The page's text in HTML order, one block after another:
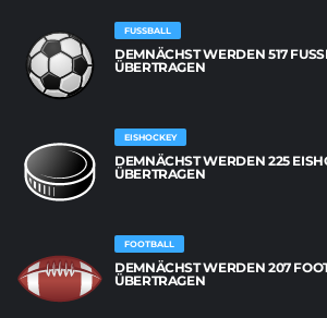
FUSSBALL
DEMNÄCHST WERDEN 517
BERTRAGEN
EISHOCKEY
DEMNÄCHST WERDEN 225
ÜBERTRAGEN
FOOTBALL
DEMNÄCHST WERDEN 207
ÜBERTRAGEN